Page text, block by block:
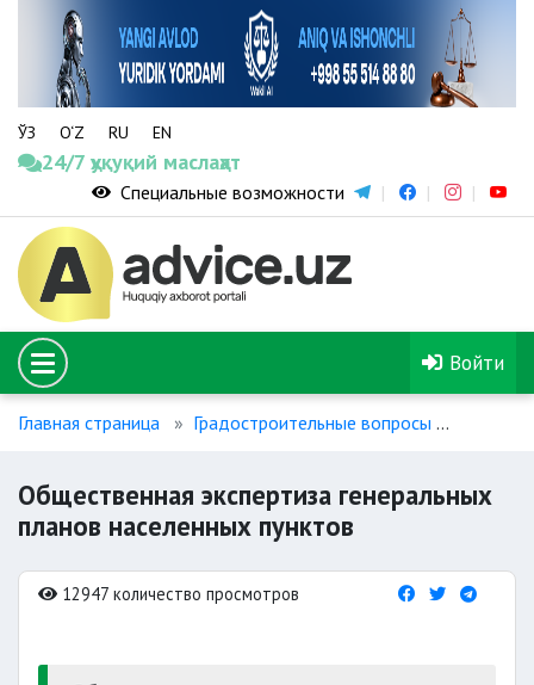
ЎЗ O‘Z RU EN
24/7 ҳуқуқий маслаҳат
Специальные возможности
Войти
Главная страница Градостроительные вопросы
Общественная экспертиза генеральных
планов населенных пунктов
12947 количество просмотров